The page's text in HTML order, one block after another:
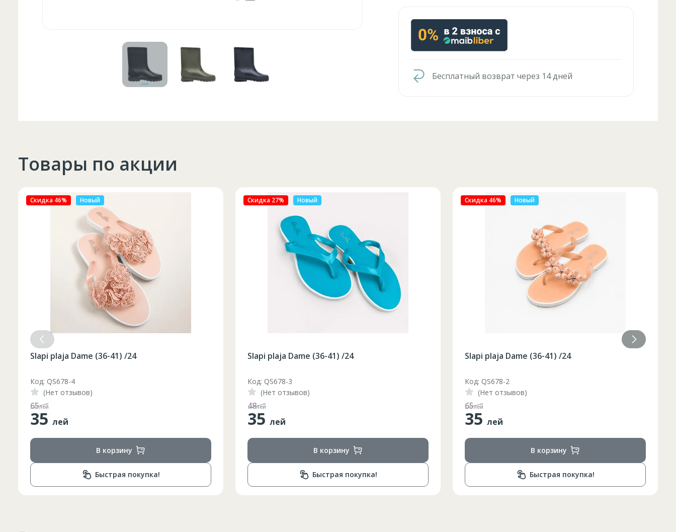
Бесплатный возврат через 14 дней
Товары по акции
Скидка 27% Новый
Slapi plaja Dame (36-41) /24
Код: QS678-3
(Нет отзывов)
48лей
35 лей
В корзину
Быстрая покупка!
Скидка 46% Новый
Slapi plaja Dame (36-41) /24
Код: QS678-2
(Нет отзывов)
65лей
35 лей
В корзину
Быстрая покупка!
Скидка 50% Новый
Slapi plaja Dame (36-40) galben /48/8
Код: BQ88G
(Нет отзывов)
110лей
55 лей
В корзину
Быстрая покупка!